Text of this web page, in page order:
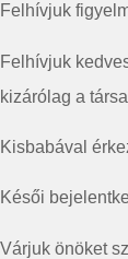
Felhívjuk
Felhívjuk
kizárólag a
Kisbabával
Késői
Várjuk önöket